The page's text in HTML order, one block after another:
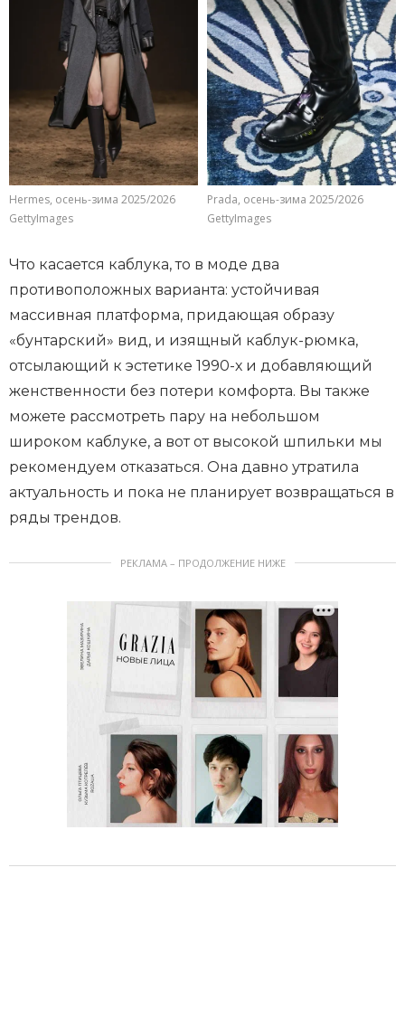
Hermes, осень-зима 2025/2026
GettyImages
Prada, осень-зима 2025/2026
GettyImages
Что касается каблука, то в моде два
противоположных варианта: устойчивая
массивная платформа, придающая образу
«бунтарский» вид, и изящный каблук-рюмка,
отсылающий к эстетике 1990-х и добавляющий
женственности без потери комфорта. Вы также
можете рассмотреть пару на небольшом
широком каблуке, а вот от высокой шпильки мы
рекомендуем отказаться. Она давно утратила
актуальность и пока не планирует возвращаться в
ряды трендов.
РЕКЛАМА – ПРОДОЛЖЕНИЕ НИЖЕ